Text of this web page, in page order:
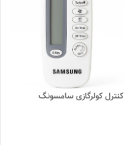
کنترل کولرگازی سامسونگ